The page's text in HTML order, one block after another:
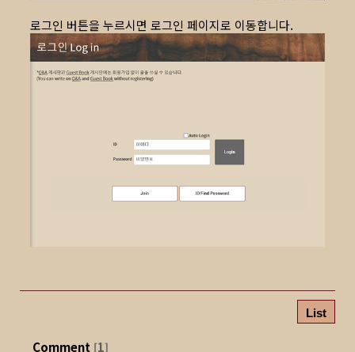
로그인 버튼을 누르시면 로그인 페이지로 이동합니다.
List
Comment [1]